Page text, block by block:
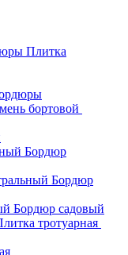
Плитка
бортовой
Бордюр
Бордюр
Бордюр садовый
тротуарная